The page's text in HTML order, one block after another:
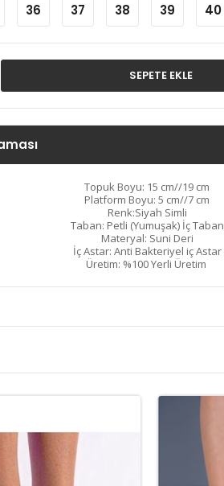
36 37 38 39 40
SEPETE EKLE
Topuk Boyu: 15 cm//19 cm
Platform Boyu: 5 cm//7 cm
Renk:Siyah Simli
Taban: Petli (Yumuşak) İç Taban
Materyal: Suni Deri
İç Astar: Anti Bakteriyel iç Astar
Üretim: %100 Yerli Üretim